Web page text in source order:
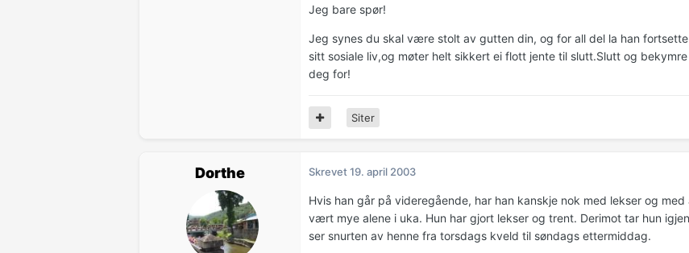
Jeg bare spør!
Jeg synes du skal være stolt av gutten din, og for all del la han
sitt sosiale liv,og møter helt sikkert ei flott jente til slutt.Slutt og
deg for!
Siter
Dorthe Skrevet19. april 2003
Hvis han går på videregående, har han kanskje nok med lekser og
vært mye alene i uka. Hun har gjort lekser og trent. Derimot tar hun
ser snurten av henne fra torsdags kveld til søndags ettermiddag.